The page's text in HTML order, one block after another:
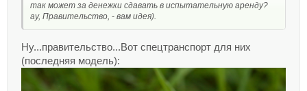
так может за денежки сдавать в испытательную аренду?
ау, Правительство, - вам идея).
Ну...правительство...Вот спецтранспорт для них
(последняя модель):